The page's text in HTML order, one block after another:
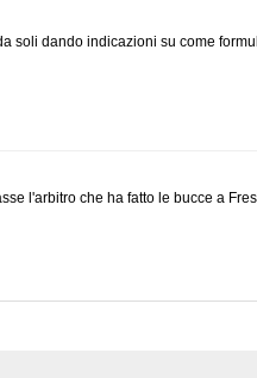
soli dando indicazioni su come
l'arbitro che ha fatto le bucce a